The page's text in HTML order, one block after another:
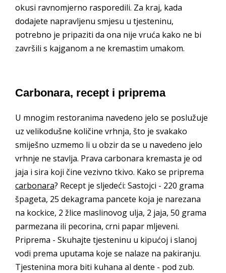
okusi ravnomjerno rasporedili. Za kraj, kada
dodajete napravljenu smjesu u tjesteninu,
potrebno je pripaziti da ona nije vruća kako ne bi
završili s kajganom a ne kremastim umakom.
Carbonara, recept i priprema
U mnogim restoranima navedeno jelo se poslužuje
uz velikodušne količine vrhnja, što je svakako
smiješno uzmemo li u obzir da se u navedeno jelo
vrhnje ne stavlja. Prava carbonara kremasta je od
jaja i sira koji čine vezivno tkivo. Kako se priprema
carbonara? Recept je sljedeći: Sastojci - 220 grama
špageta, 25 dekagrama pancete koja je narezana
na kockice, 2 žlice maslinovog ulja, 2 jaja, 50 grama
parmezana ili pecorina, crni papar mljeveni.
Priprema - Skuhajte tjesteninu u kipućoj i slanoj
vodi prema uputama koje se nalaze na pakiranju.
Tjestenina mora biti kuhana al dente - pod zub.